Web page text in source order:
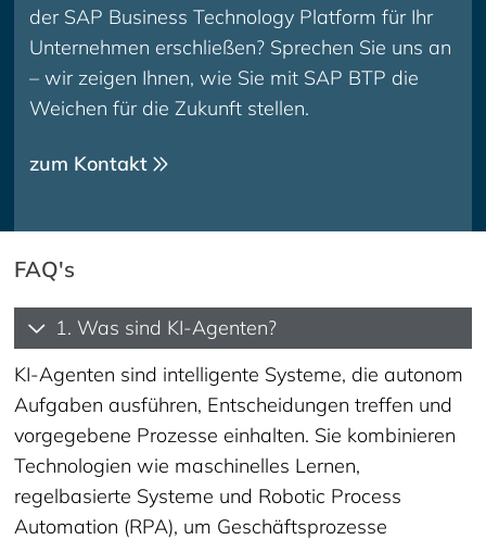
der SAP Business Technology Platform für Ihr
Unternehmen erschließen? Sprechen Sie uns an
– wir zeigen Ihnen, wie Sie mit SAP BTP die
Weichen für die Zukunft stellen.
zum Kontakt
FAQ's
1. Was sind KI-Agenten?
KI-Agenten sind intelligente Systeme, die autonom
Aufgaben ausführen, Entscheidungen treffen und
vorgegebene Prozesse einhalten. Sie kombinieren
Technologien wie maschinelles Lernen,
regelbasierte Systeme und Robotic Process
Automation (RPA), um Geschäftsprozesse